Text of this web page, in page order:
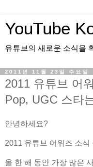
YouTube
유튜브의 새로운 소식을
2011년 11월 23일 수요일
2011 유튜브 어
Pop, UGC 스타
안녕하세요?
2011 유튜브 어워즈 소식
올 한 해 동안 가장 많은